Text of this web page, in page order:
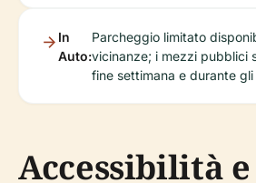
Auto: vicinanze; i mezzi pubblici
fine settimana e durante
Accessibilità